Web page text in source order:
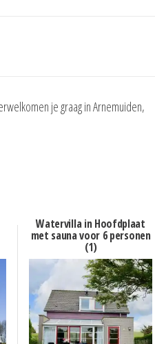
je graag in Arnemuiden,
Watervilla in Hoofdplaat
met sauna voor 6 personen
(1)